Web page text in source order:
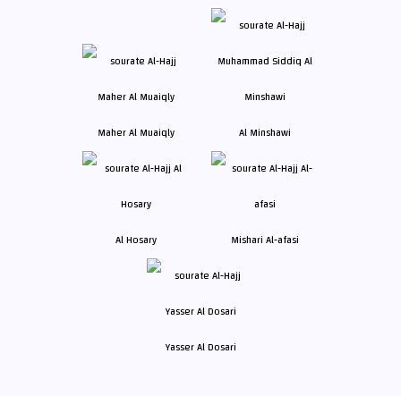
Maher Al Muaiqly Al Minshawi
Al Hosary Mishari Al-afasi
Yasser Al Dosari